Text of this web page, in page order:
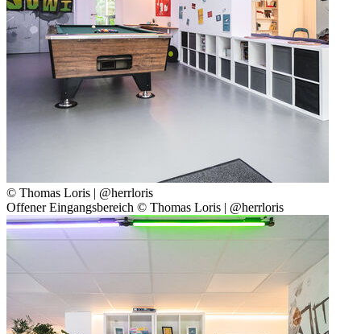
© Thomas Loris | @herrloris
Offener Eingangsbereich © Thomas Loris | @herrloris